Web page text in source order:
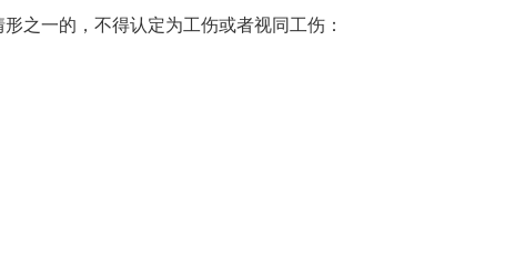
之一的，不得认定为工伤或者视同工伤：